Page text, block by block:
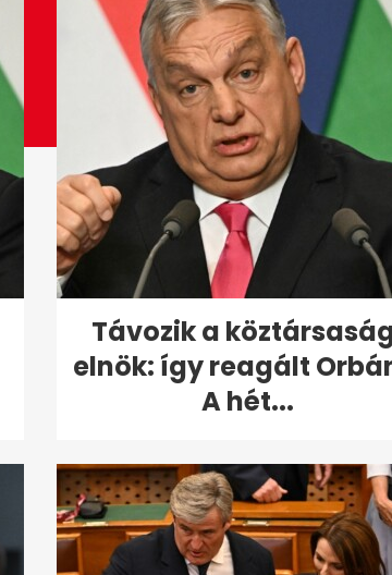
Távozik a
elnök: így reagált
A hét...